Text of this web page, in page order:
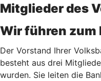
Mitglieder des
Wir führen zum
Der Vorstand Ihrer
besteht aus drei
wurden. Sie leiten die